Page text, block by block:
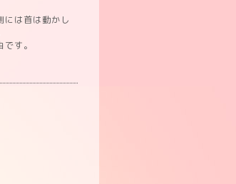
には首は動かし
す。